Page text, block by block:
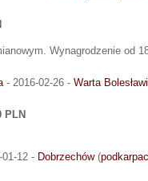
Wynagrodzenie od
- 2016-02-26 - Warta
PLN
12 - Dobrzechów(